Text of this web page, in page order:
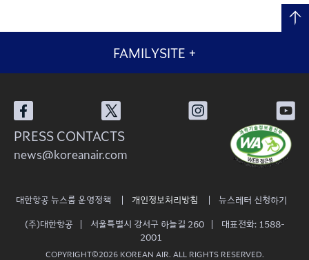
FAMILYSITE +
PRESS CONTACTS
news@koreanair.com
대한항공 뉴스룸 운영정책 개인정보처리방침
뉴스레터 신청하기
(주)대한항공
서울특별시 강서구 하늘길 260
대표전화: 1588-
2001
COPYRIGHT©2026 KOREAN AIR. ALL RIGHTS RESERVED.